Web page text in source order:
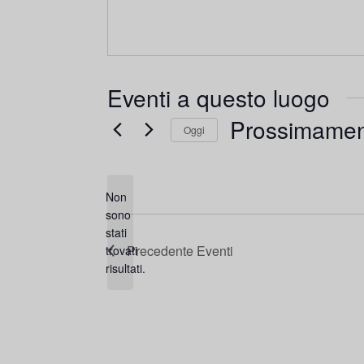
Eventi a questo luogo
Avviso
Non
sono
stati
trovati
risultati.
Oggi
data.
Precedente Eventi